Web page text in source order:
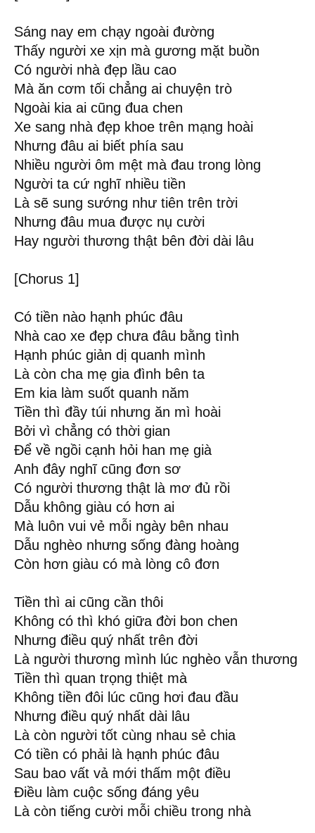
Sáng nay em chạy ngoài đường
Thấy người xe xịn mà gương mặt buồn
Có người nhà đẹp lầu cao
Mà ăn cơm tối chẳng ai chuyện trò
Ngoài kia ai cũng đua chen
Xe sang nhà đẹp khoe trên mạng hoài
Nhưng đâu ai biết phía sau
Nhiều người ôm mệt mà đau trong lòng
Người ta cứ nghĩ nhiều tiền
Là sẽ sung sướng như tiên trên trời
Nhưng đâu mua được nụ cười
Hay người thương thật bên đời dài lâu
[Chorus 1]
Có tiền nào hạnh phúc đâu
Nhà cao xe đẹp chưa đâu bằng tình
Hạnh phúc giản dị quanh mình
Là còn cha mẹ gia đình bên ta
Em kia làm suốt quanh năm
Tiền thì đầy túi nhưng ăn mì hoài
Bởi vì chẳng có thời gian
Để về ngồi cạnh hỏi han mẹ già
Anh đây nghĩ cũng đơn sơ
Có người thương thật là mơ đủ rồi
Dẫu không giàu có hơn ai
Mà luôn vui vẻ mỗi ngày bên nhau
Dẫu nghèo nhưng sống đàng hoàng
Còn hơn giàu có mà lòng cô đơn
Tiền thì ai cũng cần thôi
Không có thì khó giữa đời bon chen
Nhưng điều quý nhất trên đời
Là người thương mình lúc nghèo vẫn thương
Tiền thì quan trọng thiệt mà
Không tiền đôi lúc cũng hơi đau đầu
Nhưng điều quý nhất dài lâu
Là còn người tốt cùng nhau sẻ chia
Có tiền có phải là hạnh phúc đâu
Sau bao vất vả mới thấm một điều
Điều làm cuộc sống đáng yêu
Là còn tiếng cười mỗi chiều trong nhà